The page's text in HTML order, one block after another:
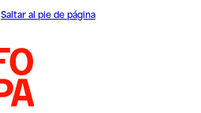
Saltar al pie de página